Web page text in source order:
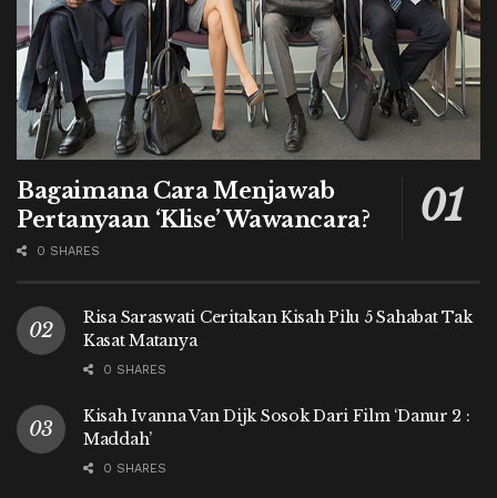
Bagaimana Cara Menjawab
Pertanyaan ‘Klise’ Wawancara?
0 SHARES
Risa Saraswati Ceritakan Kisah Pilu 5 Sahabat Tak
Kasat Matanya
0 SHARES
Kisah Ivanna Van Dijk Sosok Dari Film ‘Danur 2 :
Maddah’
0 SHARES